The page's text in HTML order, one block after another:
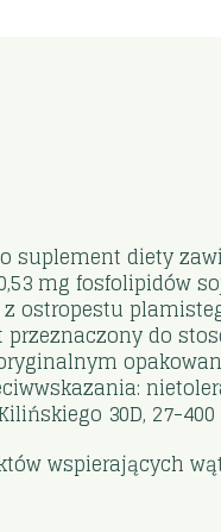
suplement diety
mg
z ostropestu
przeznaczony do
30D, 27-
wspierających